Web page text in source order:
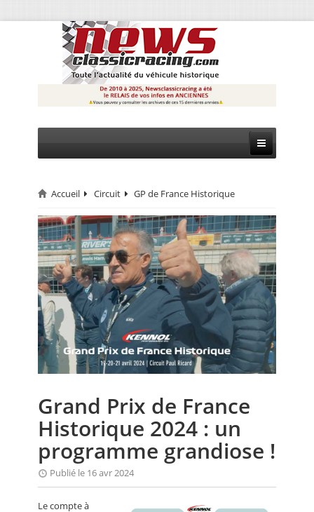
CIRCUIT
RALLYE
MONTAGNE
EVÈNEMENTS
CALENDRIER
FOCUS
ANNUAIRES
PETITES ANNONCES
Accueil Circuit GP de France Historique
Grand Prix de France
Historique 2024 : un
programme grandiose !
Publié le 16 avr 2024
Le compte à